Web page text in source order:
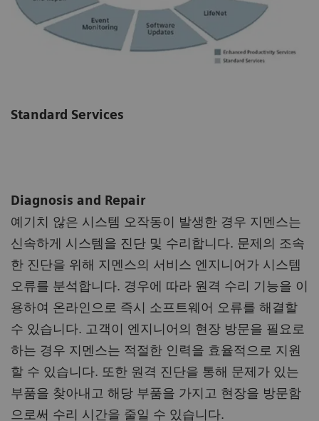
Standard Services
Diagnosis and Repair
예기치 않은 시스템 오작동이 발생한 경우 지멘스는
신속하게 시스템을 진단 및 수리합니다. 문제의 조속
한 진단을 위해 지멘스의 서비스 엔지니어가 시스템
오류를 분석합니다. 경우에 따라 원격 수리 기능을 이
용하여 온라인으로 즉시 소프트웨어 오류를 해결할
수 있습니다. 고객이 엔지니어의 현장 방문을 필요로
하는 경우 지멘스는 적절한 인력을 효율적으로 지원
할 수 있습니다. 또한 원격 진단을 통해 문제가 있는
부품을 찾아내고 해당 부품을 가지고 현장을 방문함
으로써 수리 시간을 줄일 수 있습니다.